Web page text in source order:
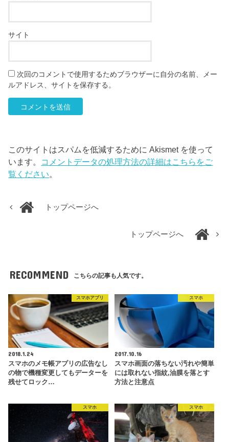
サイト
次回のコメントで使用するためブラウザーに自分の名前、メー
ルアドレス、サイトを保存する。
このサイトはスパムを低減するために Akismet を使って
います。 コメントデータの処理方法の詳細はこちらをご
覧ください。
トップページへ
トップページへ
RECOMMEND こちらの記事も人気です。
スマホアプリ
2018.1.24
スマホのメモ帳アプリの広告なし
の物で機種変更してもデーターを
残せてロック…
スマホ
2017.10.16
スマホ画面の落ちない汚れや簡単
には取れない指紋,油膜を落とす
方法と注意点
スマホ スマホ